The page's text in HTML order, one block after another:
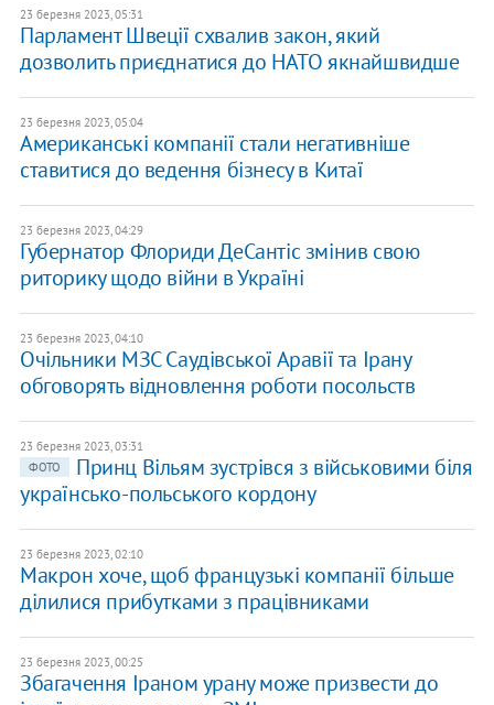
23 березня 2023, 05:31
Парламент Швеції схвалив закон, який
дозволить приєднатися до НАТО якнайшвидше
23 березня 2023, 05:04
Американські компанії стали негативніше
ставитися до ведення бізнесу в Китаї
23 березня 2023, 04:29
Губернатор Флориди ДеСантіс змінив свою
риторику щодо війни в Україні
23 березня 2023, 04:10
Очільники МЗС Саудівської Аравії та Ірану
обговорять відновлення роботи посольств
23 березня 2023, 03:31
ФОТО
Принц Вільям зустрівся з військовими біля
українсько-польського кордону
23 березня 2023, 02:10
Макрон хоче, щоб французькі компанії більше
ділилися прибутками з працівниками
23 березня 2023, 00:25
Збагачення Іраном урану може призвести до